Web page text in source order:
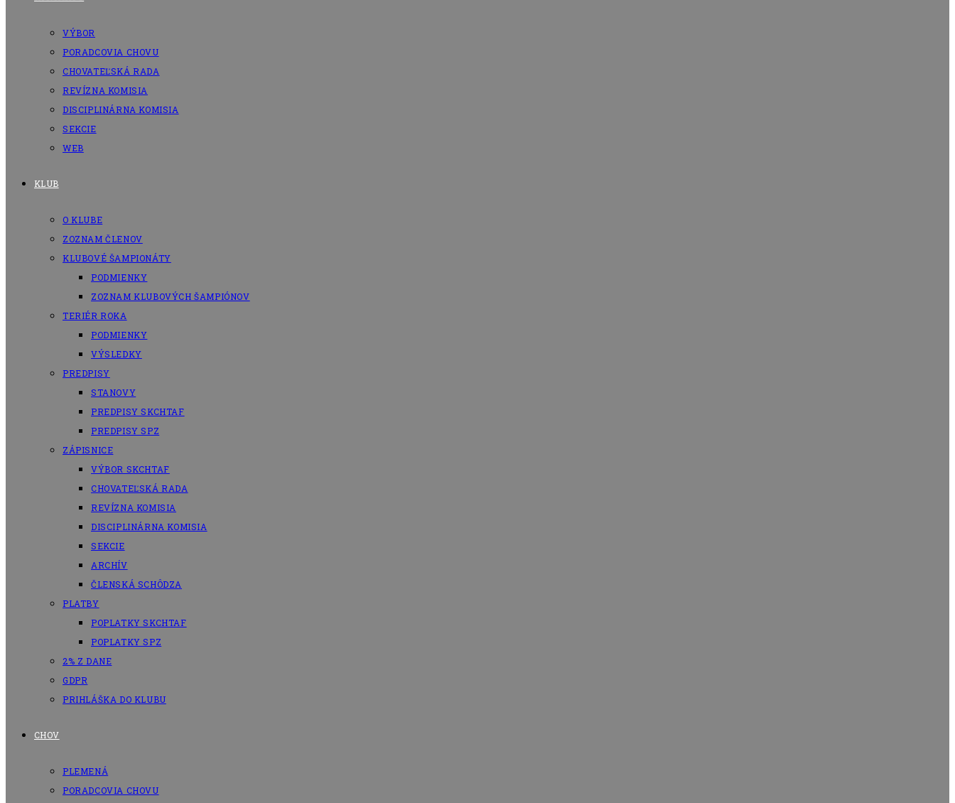
VÝBOR
PORADCOVIA CHOVU
CHOVATEĽSKÁ RADA
REVÍZNA KOMISIA
DISCIPLINÁRNA KOMISIA
SEKCIE
WEB
KLUB
O KLUBE
ZOZNAM ČLENOV
KLUBOVÉ ŠAMPIONÁTY
PODMIENKY
ZOZNAM KLUBOVÝCH ŠAMPIÓNOV
TERIÉR ROKA
PODMIENKY
VÝSLEDKY
PREDPISY
STANOVY
PREDPISY SKCHTAF
PREDPISY SPZ
ZÁPISNICE
VÝBOR SKCHTAF
CHOVATEĽSKÁ RADA
REVÍZNA KOMISIA
DISCIPLINÁRNA KOMISIA
SEKCIE
ARCHÍV
ČLENSKÁ SCHÔDZA
PLATBY
POPLATKY SKCHTAF
POPLATKY SPZ
2% Z DANE
GDPR
PRIHLÁŠKA DO KLUBU
CHOV
PLEMENÁ
PORADCOVIA CHOVU